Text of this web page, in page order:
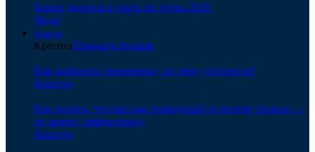
Какие джинсы купить на осень-2026
Мода
Красота
КрасотаПоказать больше
Как выбирать тренировку по типу усталости?
Красота
Как понять, что массаж грамотный (и почему больно —
не значит эффективно)
Красота